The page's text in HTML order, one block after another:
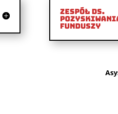
Zespół ds.
Funduszy